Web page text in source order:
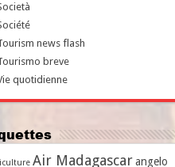
news flash
breve
quotidienne
Air Madagascar angelo